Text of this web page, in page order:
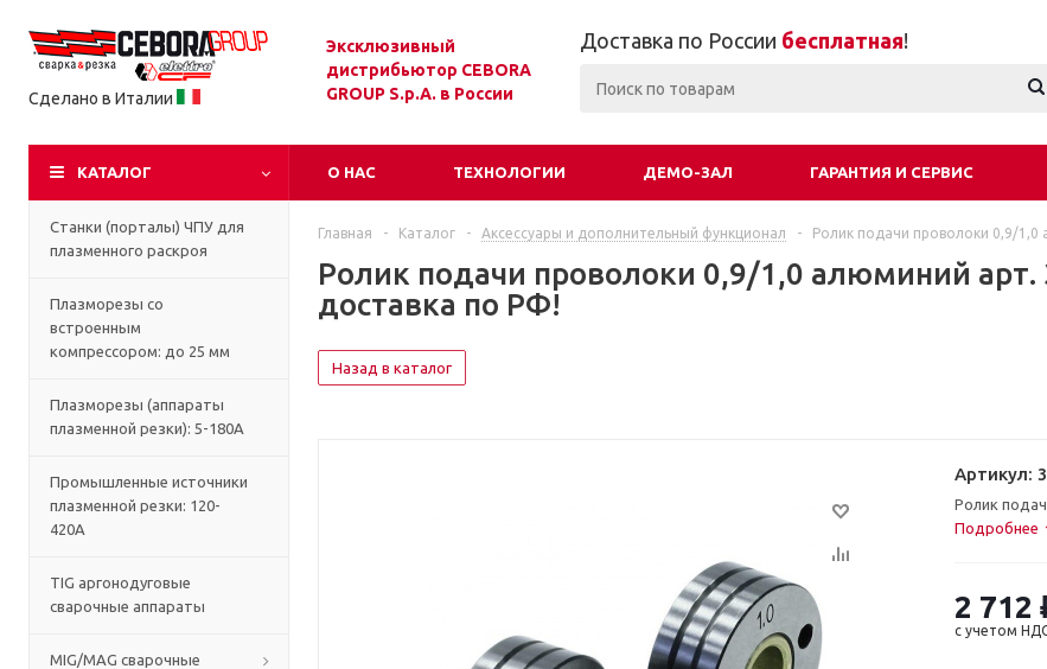
Сделано в Италии
Эксклюзивный
дистрибьютор CEBORA
GROUP S.p.A. в России
Доставка по России бесплатная!
КАТАЛОГ О НАС ТЕХНОЛОГИИ ДЕМО-ЗАЛ ГАРАНТИЯ И СЕРВИС
Станки (порталы) ЧПУ для
плазменного раскроя
Плазморезы со
встроенным
компрессором: до 25 мм
Плазморезы (аппараты
плазменной резки): 5-180А
Промышленные источники
плазменной резки: 120-
420А
TIG аргонодуговые
сварочные аппараты
MIG/MAG сварочные
Главная - Каталог - Аксессуары и дополнительный функционал - Ролик подачи проволоки 0,9/1,0
Ролик подачи проволоки 0,9/1,0 алюминий арт.
доставка по РФ!
Назад в каталог
Артикул:
Ролик
Подробнее
2 712
с учетом